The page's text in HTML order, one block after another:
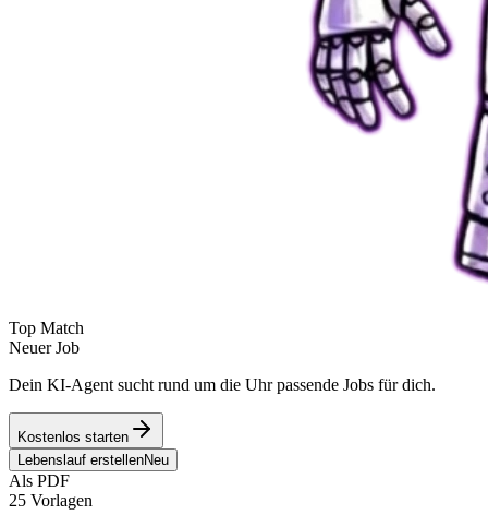
Top Match
Neuer Job
Dein KI-Agent sucht rund um die Uhr passende Jobs für dich.
Kostenlos starten
Lebenslauf erstellenNeu
Als PDF
25 Vorlagen